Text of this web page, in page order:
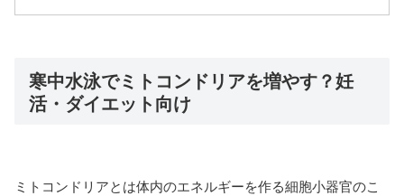
寒中水泳でミトコンドリアを増やす？妊
活・ダイエット向け
ミトコンドリアとは体内のエネルギーを作る細胞小器官のこ